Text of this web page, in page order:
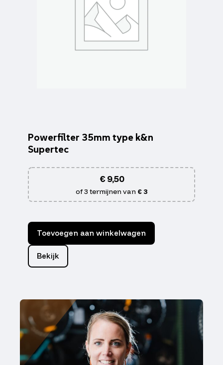
Powerfilter 35mm type k&n
Supertec
€9,50
of 3 termijnen van € 3
Toevoegen aan winkelwagen
Bekijk